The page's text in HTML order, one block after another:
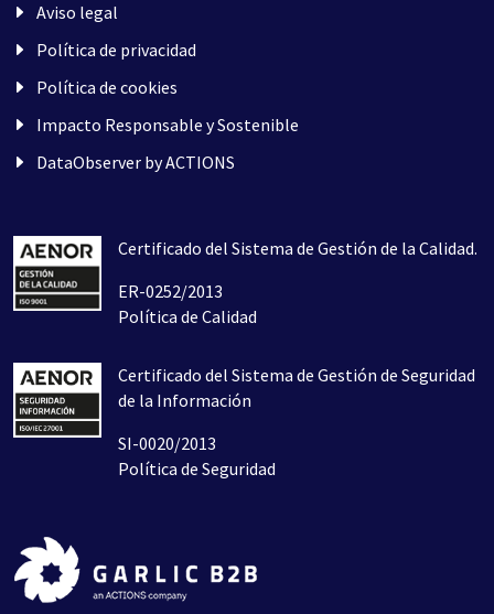
Aviso legal
Política de privacidad
Política de cookies
Impacto Responsable y Sostenible
DataObserver by ACTIONS
Certificado del Sistema de Gestión de la Calidad.
ER-0252/2013
Política de Calidad
Certificado del Sistema de Gestión de Seguridad
de la Información
SI-0020/2013
Política de Seguridad